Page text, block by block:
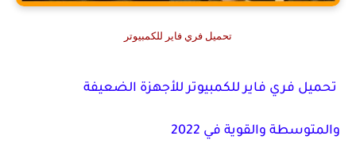
تحميل فري فاير للكمبيوتر
تحميل فري فاير للكمبيوتر للأجهزة الضعيفة
والمتوسطة والقوية في 2022